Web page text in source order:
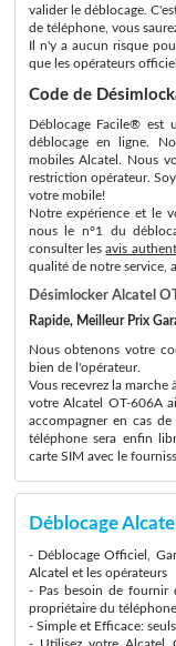
valider le déblocage.
de téléphone, vous
Il n'y a aucun risque
que les opérateurs
Code de
Déblocage Facile® est
déblocage en ligne.
mobiles Alcatel. Nous
restriction opérateur.
votre mobile!
Notre expérience et le
nous le n°1 du
consulter lesavis
qualité de notre service,
Désimlocker Alcatel
Rapide, Meilleur Prix
Nous obtenons votre
bien de l'opérateur.
Vous recevrez la
votre Alcatel OT-606A
accompagner en cas
téléphone sera enfin
carte SIM avec le
Déblocage
- Déblocage Officiel,
Alcatel et les opérateurs
- Pas besoin de fournir
propriétaire du
- Simple et Efficace: